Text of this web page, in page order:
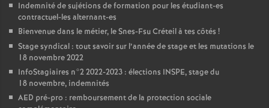
Indemnité de sujétions de formation pour les étudiant-es
contractuel-les alternant-es
Bienvenue dans le métier, le Snes-Fsu Créteil à tes côtés !
Stage syndical : tout savoir sur l’année de stage et les mutations le
18 novembre 2022
InfoStagiaires n°2 2022-2023 : élections INSPE, stage du
18 novembre, indemnités
AED pré-pro : remboursement de la protection sociale